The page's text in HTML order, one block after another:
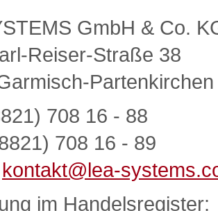
GmbH & Co.
Reiser-Straße 38
Partenkirchen
708 16 - 88
708 16 - 89
kontakt@lea-
im Handelsregister: